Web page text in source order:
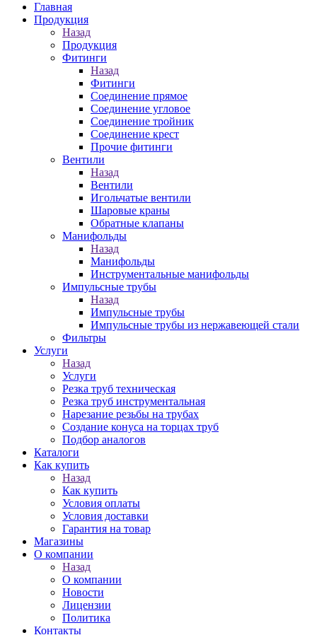
Главная
Продукция
Назад
Продукция
Фитинги
Назад
Фитинги
Соединение прямое
Соединение угловое
Соединение тройник
Соединение крест
Прочие фитинги
Вентили
Назад
Вентили
Игольчатые вентили
Шаровые краны
Обратные клапаны
Манифольды
Назад
Манифольды
Инструментальные манифольды
Импульсные трубы
Назад
Импульсные трубы
Импульсные трубы из нержавеющей стали
Фильтры
Услуги
Назад
Услуги
Резка труб техническая
Резка труб инструментальная
Нарезание резьбы на трубах
Создание конуса на торцах труб
Подбор аналогов
Каталоги
Как купить
Назад
Как купить
Условия оплаты
Условия доставки
Гарантия на товар
Магазины
О компании
Назад
О компании
Новости
Лицензии
Политика
Контакты